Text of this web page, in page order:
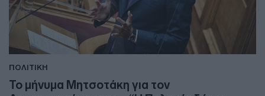
ΠΟΛΙΤΙΚΗ
Το μήνυμα Μητσοτάκη για τον